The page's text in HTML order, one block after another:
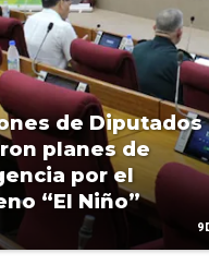
de Diputados
planes de
por el
“El Niño”